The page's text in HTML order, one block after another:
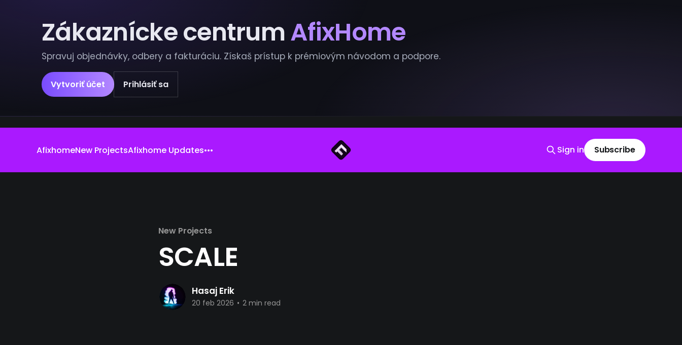
Zákaznícke centrumAfixHome
Spravuj objednávky, odbery a fakturáciu. Získaš prístup k prémiovým návodom a podpore.
Vytvoriť účet Prihlásiť sa
AfixhomeNew ProjectsAfixhome Updates Sign in Subscribe
New Projects
SCALE
Hasaj Erik
20 feb 2026 • 2 min read